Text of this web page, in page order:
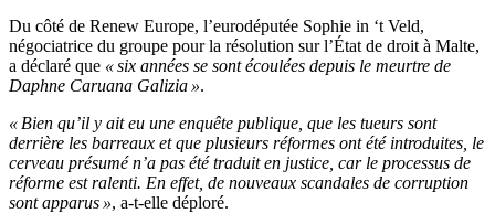
Du côté de Renew Europe, l’eurodéputée Sophie in ‘t Veld,
négociatrice du groupe pour la résolution sur l’État de droit à Malte,
a déclaré que « six années se sont écoulées depuis le meurtre de
Daphne Caruana Galizia ».
« Bien qu’il y ait eu une enquête publique, que les tueurs sont
derrière les barreaux et que plusieurs réformes ont été introduites, le
cerveau présumé n’a pas été traduit en justice, car le processus de
réforme est ralenti. En effet, de nouveaux scandales de corruption
sont apparus », a-t-elle déploré.